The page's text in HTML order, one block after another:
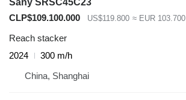
CLP$109.100.000
US$119.800 ≈ EUR 103.700
Reach stacker
2024
300 m/h
China, Shanghai